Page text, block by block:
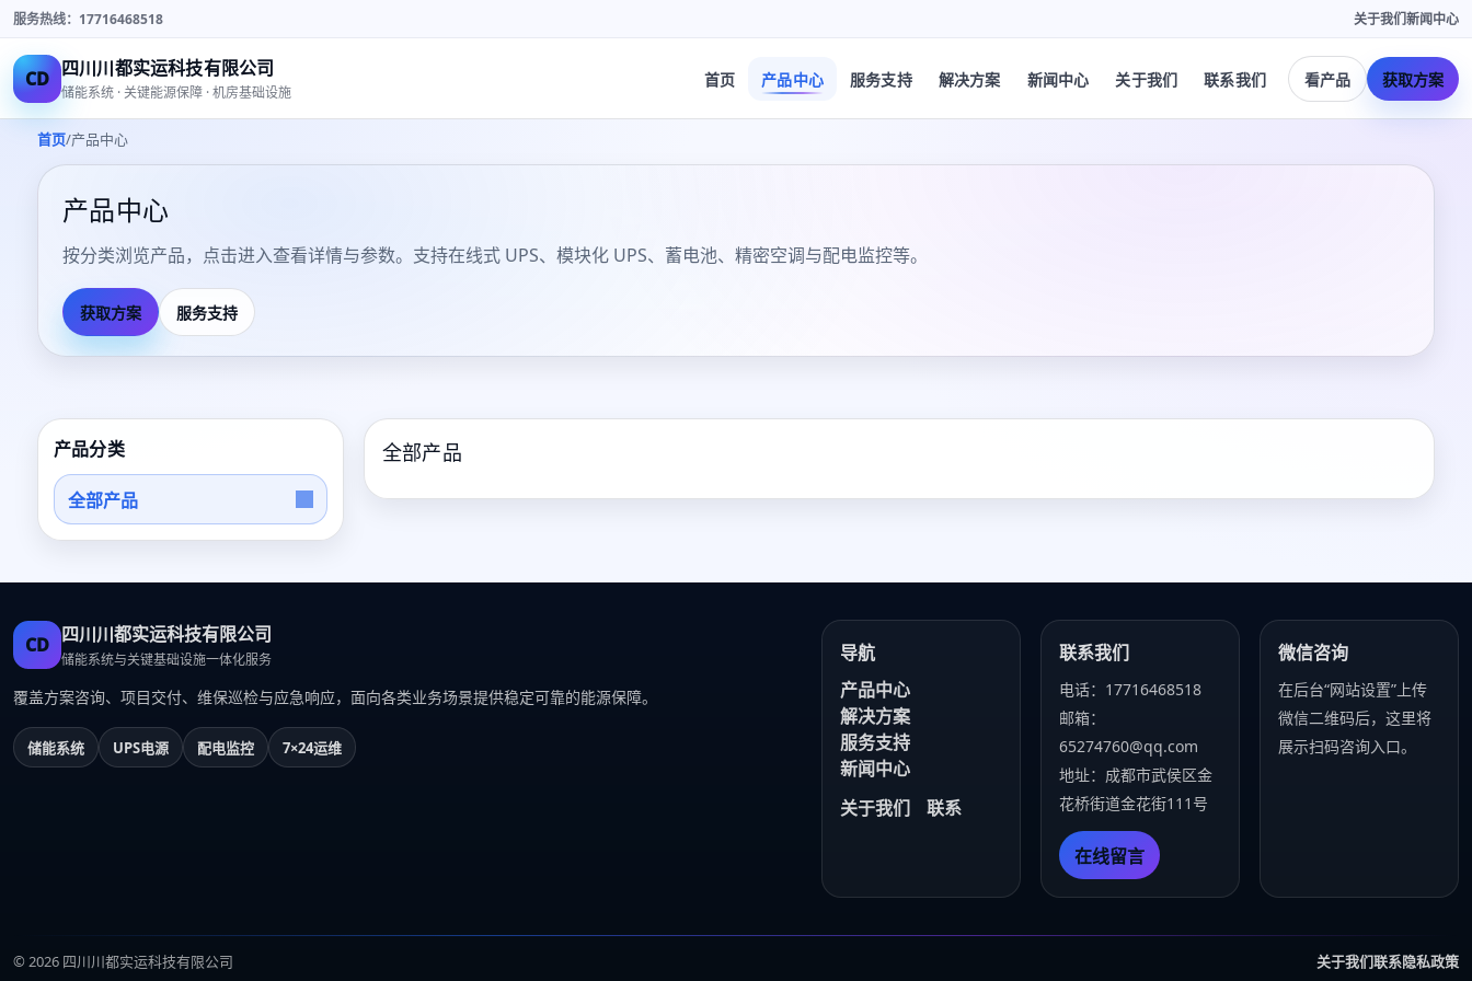
服务热线：17716468518 关于我们新闻中心
CD 四川川都实运科技有限公司
储能系统 · 关键能源保障 · 机房基础设施
首页 产品中心 服务支持 解决方案 新闻中心 关于我们 联系我们 看产品 获取方案
首页/产品中心
产品中心
按分类浏览产品，点击进入查看详情与参数。支持在线式 UPS、模块化 UPS、蓄电池、精密空调与配电监控等。
获取方案 服务支持
产品分类
全部产品
全部产品
CD 四川川都实运科技有限公司
储能系统与关键基础设施一体化服务
覆盖方案咨询、项目交付、维保巡检与应急响应，面向各类业务场景提供稳定可靠的能源保障。
储能系统 UPS电源 配电监控 7×24运维
导航
产品中心
解决方案
服务支持
新闻中心
关于我们
联系
联系我们
电话：17716468518
邮箱：
65274760@qq.com
地址：成都市武侯区金
花桥街道金花街111号
在线留言
微信咨询
在后台“网站设置”上传
微信二维码后，这里将
展示扫码咨询入口。
© 2026 四川川都实运科技有限公司 关于我们联系隐私政策